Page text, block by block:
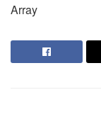
Array